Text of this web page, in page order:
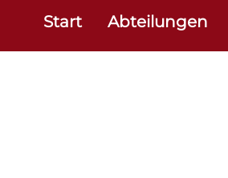
Start Abteilungen